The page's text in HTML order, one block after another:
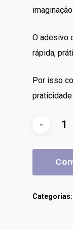
imaginação.
O adesivo
rápida,
Por isso
Categorias: